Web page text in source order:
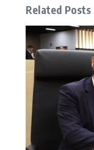
Related Posts